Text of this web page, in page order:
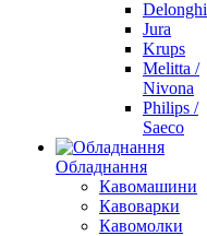
Delonghi
Jura
Krups
Melitta /
Nivona
Philips /
Saeco
Обладнання
Кавомашини
Кавоварки
Кавомолки